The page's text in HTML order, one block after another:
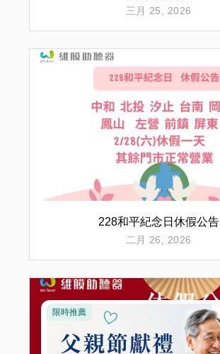
三月 25, 2026
228和平紀念日休假公告
二月 26, 2026